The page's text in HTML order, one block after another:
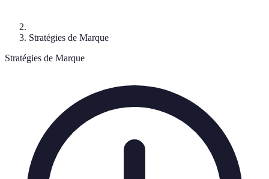
Stratégies de Marque
Stratégies de Marque